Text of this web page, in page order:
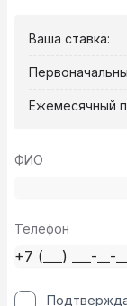
Ваша ставка:
Ежемесячный
ФИО
Телефон